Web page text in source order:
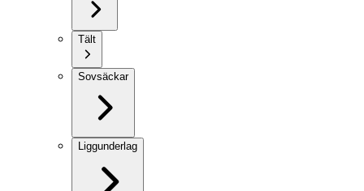
Tält
Sovsäckar
Liggunderlag